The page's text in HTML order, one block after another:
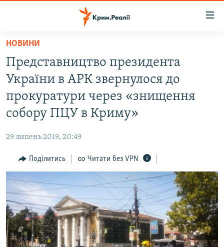
Перейти
основного
матеріалу
Перейти
до
основної
Перейти
пошуку
ВОДА.КРИМ
ВІДЕО ТА ФОТО
ПОЛІТИКА
ІНТЕРВ'Ю
ВСЕ ЗА ДЕНЬ
СПЕЦПРОЕКТИ
ДЕПОРТАЦІЯ
ВІДЕОУРОКИ «ELIFBE»
ЯК ОБІЙТИ БЛОКУВАННЯ
Русский
НОВИНИ
Представництво президента
України в АРК звернулося до
прокуратури через «знищення
собору ПЦУ в Криму»
29 липень 2019, 20:49
Поділитись Читати без VPN